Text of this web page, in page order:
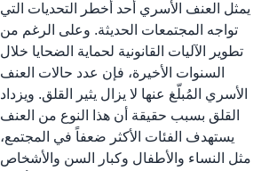
يمثل العنف الأسري أحد أخطر التحديات التي
تواجه المجتمعات الحديثة. وعلى الرغم من
تطوير الآليات القانونية لحماية الضحايا خلال
السنوات الأخيرة، فإن عدد حالات العنف
الأسري المُبلّغ عنها لا يزال يثير القلق. ويزداد
القلق بسبب حقيقة أن هذا النوع من العنف
يستهدف الفئات الأكثر ضعفاً في المجتمع،
مثل النساء والأطفال وكبار السن والأشخاص